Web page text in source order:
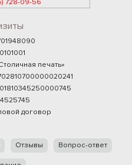
728-09-56
печать»
договор
Отзывы Вопрос-ответ